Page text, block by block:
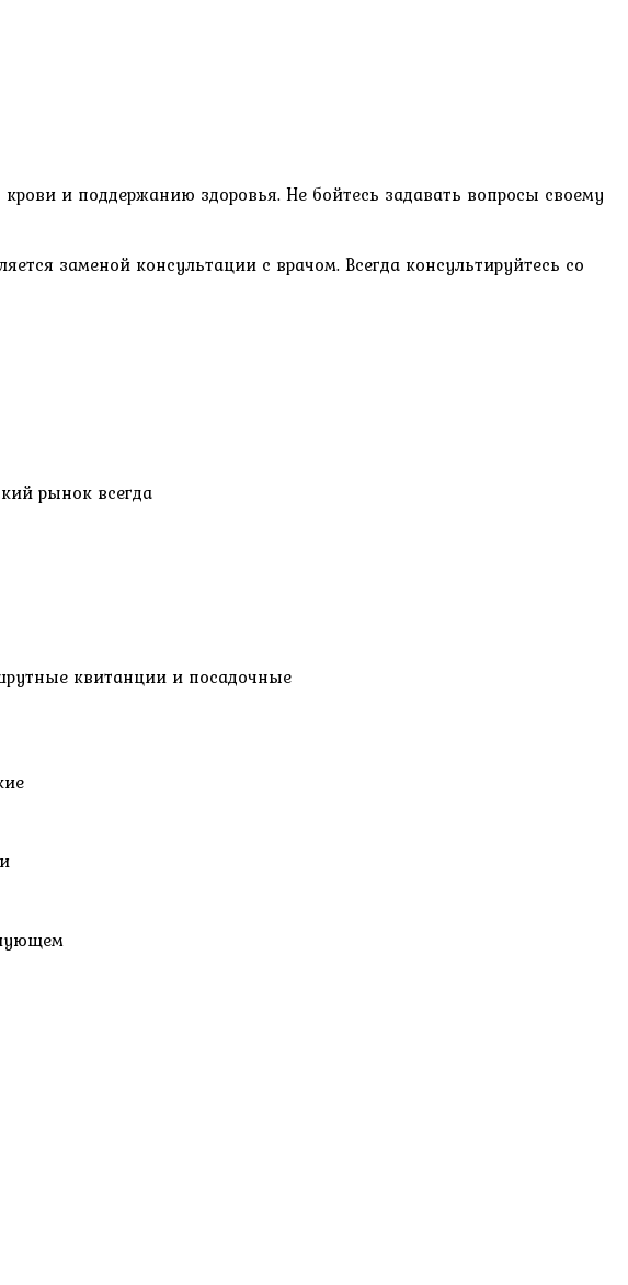
и поддержанию здоровья. Не бойтесь задавать вопросы своему
заменой консультации с врачом. Всегда консультируйтесь со
рынок всегда
квитанции и посадочные